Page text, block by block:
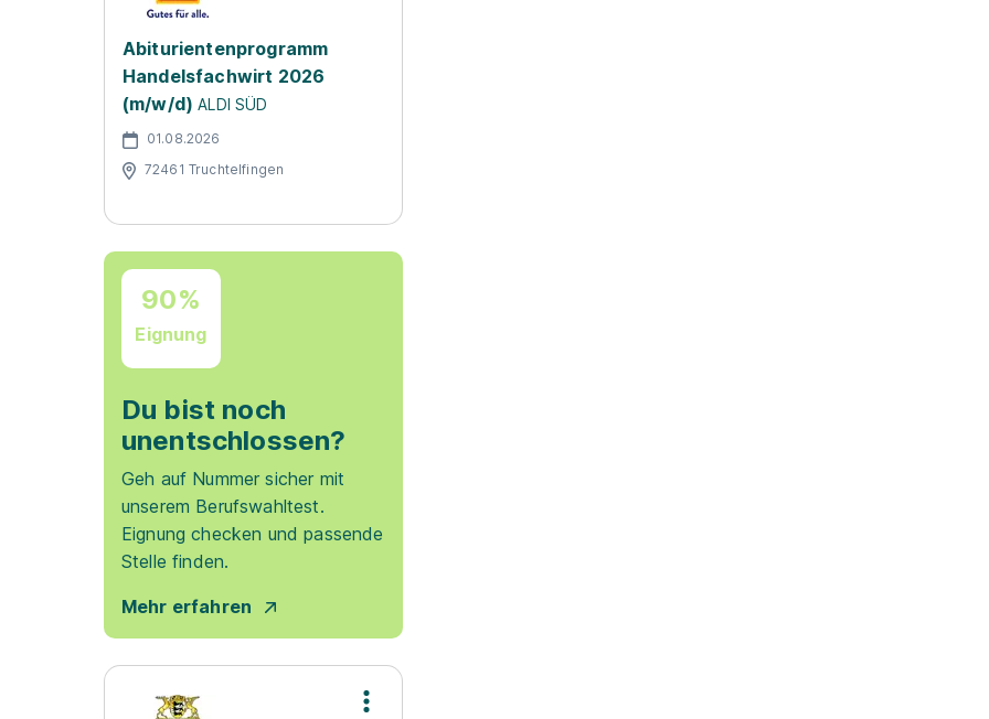
Abiturientenprogramm
Handelsfachwirt 2026
(m/w/d) ALDI SÜD
01.08.2026
72461 Truchtelfingen
90%
Eignung
Du bist noch
unentschlossen?
Geh auf Nummer sicher mit
unserem Berufswahltest.
Eignung checken und passende
Stelle finden.
Mehr erfahren